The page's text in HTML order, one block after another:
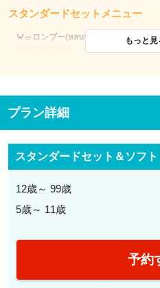
スタンダードセットメニュー
🦀🥗 ロンプー(หลนปู)
自家製カニ肉入り煮たココナッツソー
🐔🍲トムカーガイ(ต้มข่าไก่)
チキンのココナッツスープ
炭火焼タイ和牛 × （ターメリックなど
ジャスミンライス
🥭🥥カオニャオ・マムアン(ข้าวเหนียวม
🍨タイ伝統のお菓子(ขนมไทยโบราณ)
もっと見
プラン詳細
スタンダードセット＆ソフ
12歳～ 99歳
5歳～ 11歳
予約